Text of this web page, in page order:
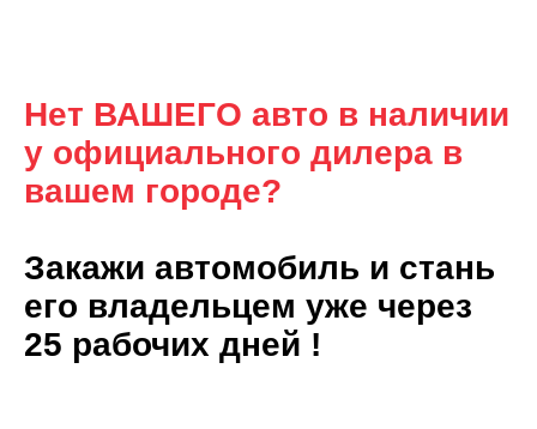
Нет ВАШЕГО авто в наличии
у официального дилера в
вашем городе?
Закажи автомобиль и стань
его владельцем уже через
25 рабочих дней !